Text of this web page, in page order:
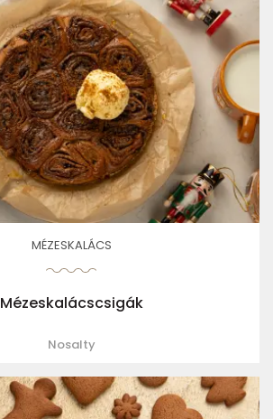
MÉZESKALÁCS
Mézeskalácscsigák
Nosalty